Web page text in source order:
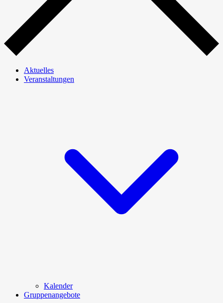
Aktuelles
Veranstaltungen
Kalender
Gruppenangebote